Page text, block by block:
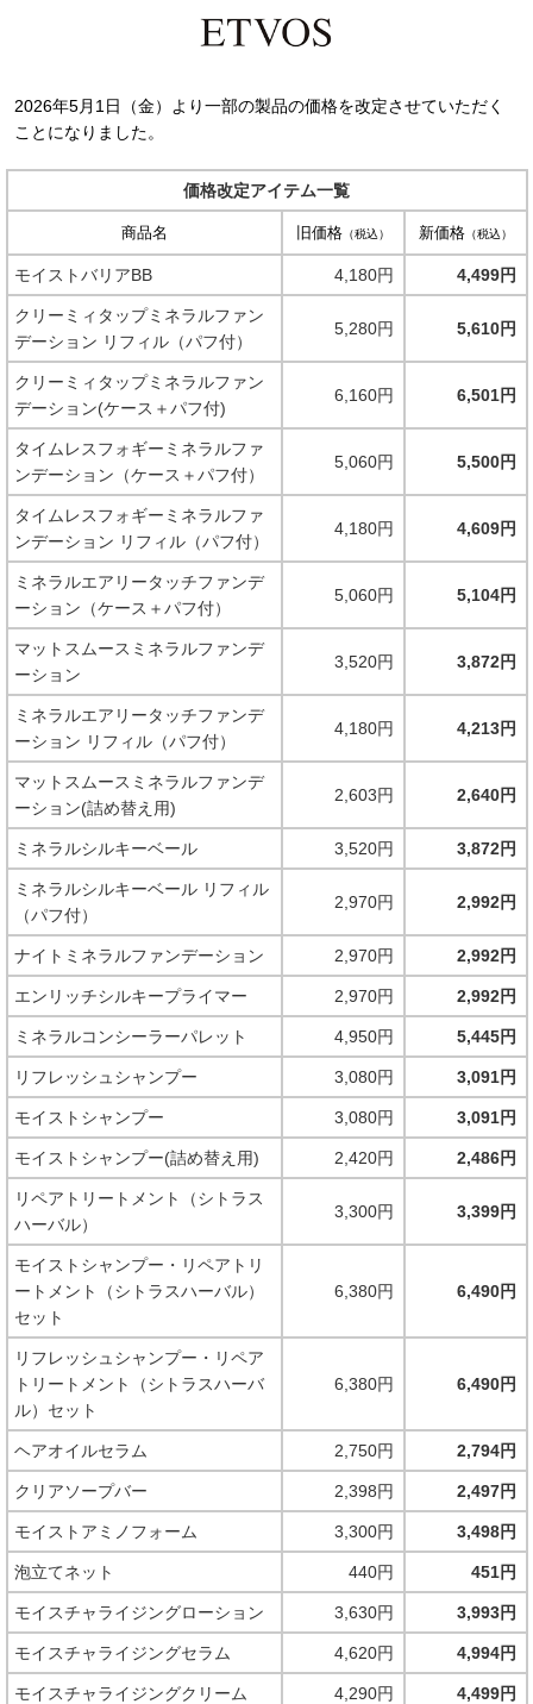
2026年5月1日（金）より一部の製品の価格を改定させていただく
ことになりました。
価格改定アイテム一覧
商品名 旧価格（税込） 新価格（税込）
モイストバリアBB 4,180円 4,499円
クリーミィタップミネラルファン
デーション リフィル（パフ付）
5,280円 5,610円
クリーミィタップミネラルファン
デーション(ケース＋パフ付)
6,160円 6,501円
タイムレスフォギーミネラルファ
ンデーション（ケース＋パフ付）
5,060円 5,500円
タイムレスフォギーミネラルファ
ンデーション リフィル（パフ付）
4,180円 4,609円
ミネラルエアリータッチファンデ
ーション（ケース＋パフ付）
5,060円 5,104円
マットスムースミネラルファンデ
ーション
3,520円 3,872円
ミネラルエアリータッチファンデ
ーション リフィル（パフ付）
4,180円 4,213円
マットスムースミネラルファンデ
ーション(詰め替え用)
2,603円 2,640円
ミネラルシルキーベール 3,520円 3,872円
ミネラルシルキーベール リフィル
（パフ付）
2,970円 2,992円
ナイトミネラルファンデーション 2,970円 2,992円
エンリッチシルキープライマー 2,970円 2,992円
ミネラルコンシーラーパレット 4,950円 5,445円
リフレッシュシャンプー 3,080円 3,091円
モイストシャンプー 3,080円 3,091円
モイストシャンプー(詰め替え用) 2,420円 2,486円
リペアトリートメント（シトラス
ハーバル）
3,300円 3,399円
モイストシャンプー・リペアトリ
ートメント（シトラスハーバル）
セット
6,380円 6,490円
リフレッシュシャンプー・リペア
トリートメント（シトラスハーバ
ル）セット
6,380円 6,490円
ヘアオイルセラム 2,750円 2,794円
クリアソープバー 2,398円 2,497円
モイストアミノフォーム 3,300円 3,498円
泡立てネット 440円 451円
モイスチャライジングローション 3,630円 3,993円
モイスチャライジングセラム 4,620円 4,994円
モイスチャライジングクリーム 4,290円 4,499円